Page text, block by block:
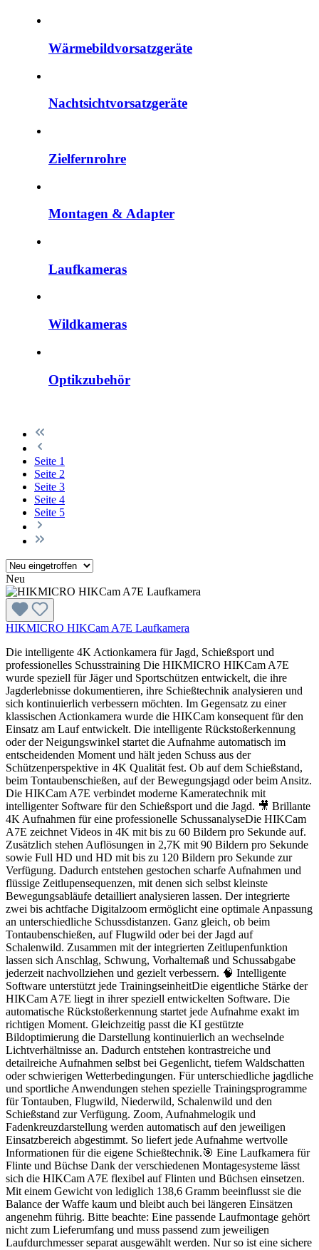
Wärmebildvorsatzgeräte
Nachtsichtvorsatzgeräte
Zielfernrohre
Montagen & Adapter
Laufkameras
Wildkameras
Optikzubehör
Seite 1
Seite 2
Seite 3
Seite 4
Seite 5
Neu
HIKMICRO HIKCam A7E Laufkamera
Die intelligente 4K Actionkamera für Jagd, Schießsport und
professionelles Schusstraining Die HIKMICRO HIKCam A7E
wurde speziell für Jäger und Sportschützen entwickelt, die ihre
Jagderlebnisse dokumentieren, ihre Schießtechnik analysieren und
sich kontinuierlich verbessern möchten. Im Gegensatz zu einer
klassischen Actionkamera wurde die HIKCam konsequent für den
Einsatz am Lauf entwickelt. Die intelligente Rückstoßerkennung
oder der Neigungswinkel startet die Aufnahme automatisch im
entscheidenden Moment und hält jeden Schuss aus der
Schützenperspektive in 4K Qualität fest. Ob auf dem Schießstand,
beim Tontaubenschießen, auf der Bewegungsjagd oder beim Ansitz.
Die HIKCam A7E verbindet moderne Kameratechnik mit
intelligenter Software für den Schießsport und die Jagd. 🎥 Brillante
4K Aufnahmen für eine professionelle SchussanalyseDie HIKCam
A7E zeichnet Videos in 4K mit bis zu 60 Bildern pro Sekunde auf.
Zusätzlich stehen Auflösungen in 2,7K mit 90 Bildern pro Sekunde
sowie Full HD und HD mit bis zu 120 Bildern pro Sekunde zur
Verfügung. Dadurch entstehen gestochen scharfe Aufnahmen und
flüssige Zeitlupensequenzen, mit denen sich selbst kleinste
Bewegungsabläufe detailliert analysieren lassen. Der integrierte
zwei bis achtfache Digitalzoom ermöglicht eine optimale Anpassung
an unterschiedliche Schussdistanzen. Ganz gleich, ob beim
Tontaubenschießen, auf Flugwild oder bei der Jagd auf
Schalenwild. Zusammen mit der integrierten Zeitlupenfunktion
lassen sich Anschlag, Schwung, Vorhaltemaß und Schussabgabe
jederzeit nachvollziehen und gezielt verbessern. 🧠 Intelligente
Software unterstützt jede TrainingseinheitDie eigentliche Stärke der
HIKCam A7E liegt in ihrer speziell entwickelten Software. Die
automatische Rückstoßerkennung startet jede Aufnahme exakt im
richtigen Moment. Gleichzeitig passt die KI gestützte
Bildoptimierung die Darstellung kontinuierlich an wechselnde
Lichtverhältnisse an. Dadurch entstehen kontrastreiche und
detailreiche Aufnahmen selbst bei Gegenlicht, tiefem Waldschatten
oder schwierigen Wetterbedingungen. Für unterschiedliche jagdliche
und sportliche Anwendungen stehen spezielle Trainingsprogramme
für Tontauben, Flugwild, Niederwild, Schalenwild und den
Schießstand zur Verfügung. Zoom, Aufnahmelogik und
Fadenkreuzdarstellung werden automatisch auf den jeweiligen
Einsatzbereich abgestimmt. So liefert jede Aufnahme wertvolle
Informationen für die eigene Schießtechnik.🎯 Eine Laufkamera für
Flinte und Büchse Dank der verschiedenen Montagesysteme lässt
sich die HIKCam A7E flexibel auf Flinten und Büchsen einsetzen.
Mit einem Gewicht von lediglich 138,6 Gramm beeinflusst sie die
Balance der Waffe kaum und bleibt auch bei längeren Einsätzen
angenehm führig. Bitte beachte: Eine passende Laufmontage gehört
nicht zum Lieferumfang und muss passend zum jeweiligen
Laufdurchmesser separat ausgewählt werden. Nur so ist eine sichere